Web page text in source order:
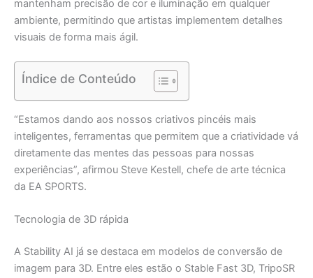
mantenham precisão de cor e iluminação em qualquer
ambiente, permitindo que artistas implementem detalhes
visuais de forma mais ágil.
Índice de Conteúdo
“Estamos dando aos nossos criativos pincéis mais
inteligentes, ferramentas que permitem que a criatividade vá
diretamente das mentes das pessoas para nossas
experiências”, afirmou Steve Kestell, chefe de arte técnica
da EA SPORTS.
Tecnologia de 3D rápida
A Stability AI já se destaca em modelos de conversão de
imagem para 3D. Entre eles estão o Stable Fast 3D, TripoSR